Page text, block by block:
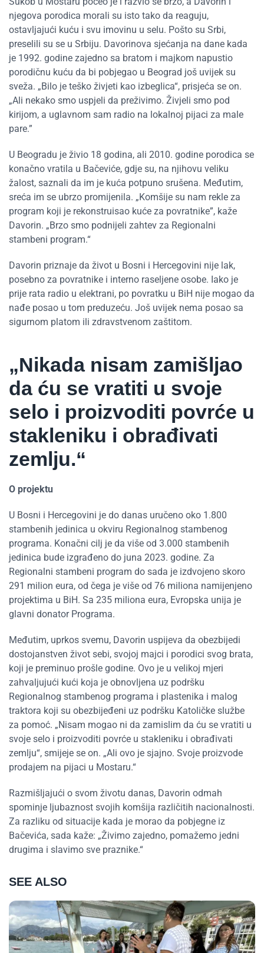
njegova porodica morali su isto tako da reaguju,
ostavljajući kuću i svu imovinu u selu. Pošto su Srbi,
preselili su se u Srbiju. Davorinova sjećanja na dane kada
je 1992. godine zajedno sa bratom i majkom napustio
porodičnu kuću da bi pobjegao u Beograd još uvijek su
sveža. „Bilo je teško živjeti kao izbeglica“, prisjeća se on.
„Ali nekako smo uspjeli da preživimo. Živjeli smo pod
kirijom, a uglavnom sam radio na lokalnoj pijaci za male
pare.”
U Beogradu je živio 18 godina, ali 2010. godine porodica se
konačno vratila u Bačeviće, gdje su, na njihovu veliku
žalost, saznali da im je kuća potpuno srušena. Međutim,
sreća im se ubrzo promijenila. „Komšije su nam rekle za
program koji je rekonstruisao kuće za povratnike”, kaže
Davorin. „Brzo smo podnijeli zahtev za Regionalni
stambeni program.“
Davorin priznaje da život u Bosni i Hercegovini nije lak,
posebno za povratnike i interno raseljene osobe. Iako je
prije rata radio u elektrani, po povratku u BiH nije mogao da
nađe posao u tom preduzeću. Još uvijek nema posao sa
sigurnom platom ili zdravstvenom zaštitom.
„Nikada nisam zamišljao
da ću se vratiti u svoje
selo i proizvoditi povrće u
stakleniku i obrađivati
zemlju.“
O projektu
U Bosni i Hercegovini je do danas uručeno oko 1.800
stambenih jedinica u okviru Regionalnog stambenog
programa. Konačni cilj je da više od 3.000 stambenih
jedinica bude izgrađeno do juna 2023. godine. Za
Regionalni stambeni program do sada je izdvojeno skoro
291 milion eura, od čega je više od 76 miliona namijenjeno
projektima u BiH. Sa 235 miliona eura, Evropska unija je
glavni donator Programa.
Međutim, uprkos svemu, Davorin uspijeva da obezbijedi
dostojanstven život sebi, svojoj majci i porodici svog brata,
koji je preminuo prošle godine. Ovo je u velikoj mjeri
zahvaljujući kući koja je obnovljena uz podršku
Regionalnog stambenog programa i plastenika i malog
traktora koji su obezbijeđeni uz podršku Katoličke službe
za pomoć. „Nisam mogao ni da zamislim da ću se vratiti u
svoje selo i proizvoditi povrće u stakleniku i obrađivati
zemlju“, smijeje se on. „Ali ovo je sjajno. Svoje proizvode
prodajem na pijaci u Mostaru.“
Razmišljajući o svom životu danas, Davorin odmah
spominje ljubaznost svojih komšija različitih nacionalnosti.
Za razliku od situacije kada je morao da pobjegne iz
Bačevića, sada kaže: „Živimo zajedno, pomažemo jedni
drugima i slavimo sve praznike.“
SEE ALSO